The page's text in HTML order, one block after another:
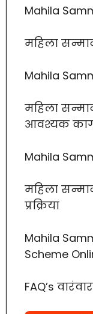
Mahila
महिला
Mahila
महिला
आवश्यक
Mahila
महिला
प्रक्रिया
Mahila
Scheme
FAQ’s